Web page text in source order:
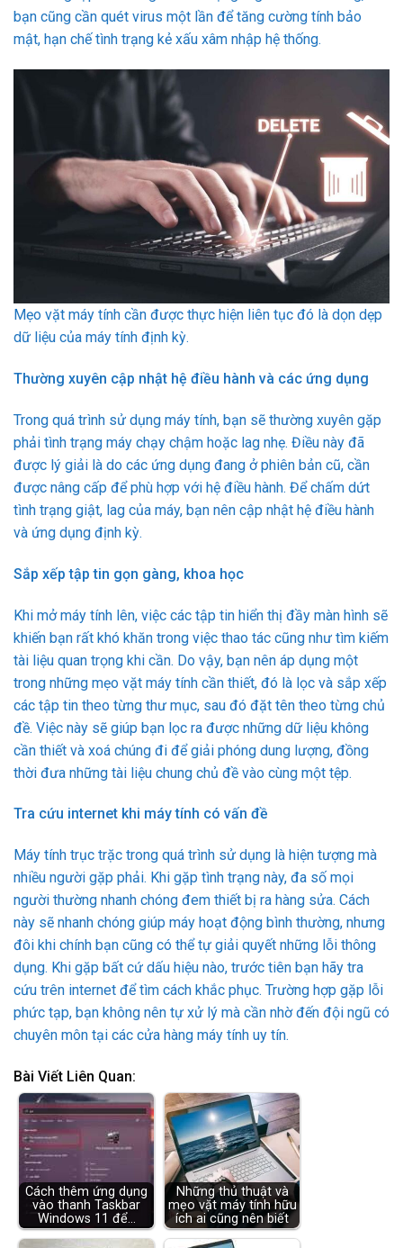
bạn cũng cần quét virus một lần để tăng cường tính bảo
mật, hạn chế tình trạng kẻ xấu xâm nhập hệ thống.
Mẹo vặt máy tính cần được thực hiện liên tục đó là dọn dẹp
dữ liệu của máy tính định kỳ.
Thường xuyên cập nhật hệ điều hành và các ứng dụng
Trong quá trình sử dụng máy tính, bạn sẽ thường xuyên gặp
phải tình trạng máy chạy chậm hoặc lag nhẹ. Điều này đã
được lý giải là do các ứng dụng đang ở phiên bản cũ, cần
được nâng cấp để phù hợp với hệ điều hành. Để chấm dứt
tình trạng giật, lag của máy, bạn nên cập nhật hệ điều hành
và ứng dụng định kỳ.
Sắp xếp tập tin gọn gàng, khoa học
Khi mở máy tính lên, việc các tập tin hiển thị đầy màn hình sẽ
khiến bạn rất khó khăn trong việc thao tác cũng như tìm kiếm
tài liệu quan trọng khi cần. Do vậy, bạn nên áp dụng một
trong những mẹo vặt máy tính cần thiết, đó là lọc và sắp xếp
các tập tin theo từng thư mục, sau đó đặt tên theo từng chủ
đề. Việc này sẽ giúp bạn lọc ra được những dữ liệu không
cần thiết và xoá chúng đi để giải phóng dung lượng, đồng
thời đưa những tài liệu chung chủ đề vào cùng một tệp.
Tra cứu internet khi máy tính có vấn đề
Máy tính trục trặc trong quá trình sử dụng là hiện tượng mà
nhiều người gặp phải. Khi gặp tình trạng này, đa số mọi
người thường nhanh chóng đem thiết bị ra hàng sửa. Cách
này sẽ nhanh chóng giúp máy hoạt động bình thường, nhưng
đôi khi chính bạn cũng có thể tự giải quyết những lỗi thông
dụng. Khi gặp bất cứ dấu hiệu nào, trước tiên bạn hãy tra
cứu trên internet để tìm cách khắc phục. Trường hợp gặp lỗi
phức tạp, bạn không nên tự xử lý mà cần nhờ đến đội ngũ có
chuyên môn tại các cửa hàng máy tính uy tín.
Bài Viết Liên Quan:
Cách thêm ứng dụng
vào thanh Taskbar
Windows 11 để…
Những thủ thuật và
mẹo vặt máy tính hữu
ích ai cũng nên biết